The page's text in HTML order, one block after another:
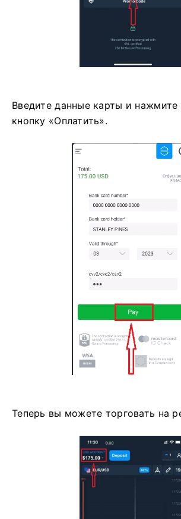
Введите данные карты и нажмите
кнопку «Оплатить».
Теперь вы можете торговать на